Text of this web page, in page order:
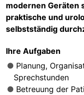
modernen Geräten
praktische und
selbstständig
Ihre Aufgaben
Planung,
Sprechstunden
Betreuung der